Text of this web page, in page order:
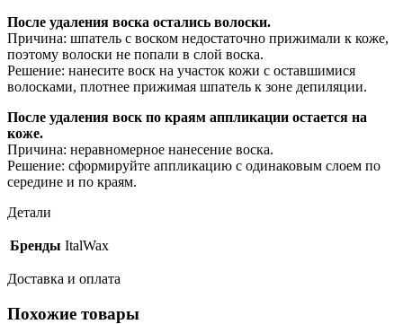
После удаления воска остались волоски.
Причина: шпатель с воском недостаточно прижимали к коже,
поэтому волоски не попали в слой воска.
Решение: нанесите воск на участок кожи с оставшимися
волосками, плотнее прижимая шпатель к зоне депиляции.
После удаления воск по краям аппликации остается на
коже.
Причина: неравномерное нанесение воска.
Решение: сформируйте аппликацию с одинаковым слоем по
середине и по краям.
Детали
Бренды ItalWax
Доставка и оплата
Похожие товары